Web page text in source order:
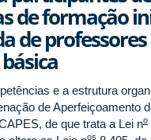
de formação
de
e a estrutura
de Aperfeiçoamento
de que trata a Lei no
os